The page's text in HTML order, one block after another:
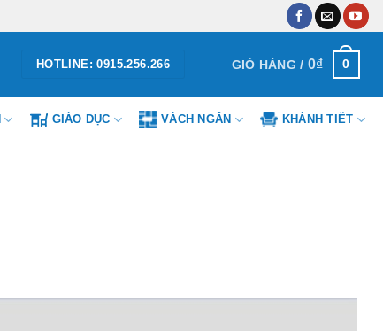
HOTLINE: 0915.256.266 GIỎ HÀNG / 0₫ 0
GIÁO DỤC VÁCH NGĂN KHÁNH TIẾT